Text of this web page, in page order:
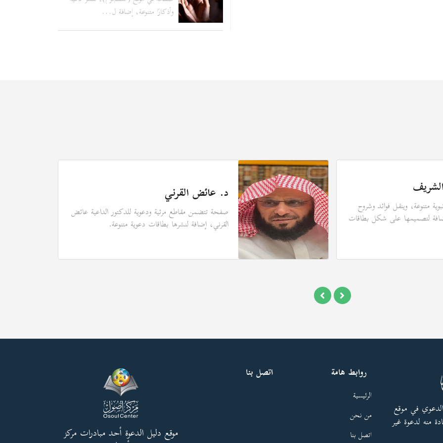
وأذكارًا متنوعة، إضافة ل...
متنوعة، وينقل فوائد وشروح
لتصميمها على شكل بطاقات
د. عائض القرني
صفحة تتضمن مقاطع مرئية ودعوية للدكتور الداعية عائض
القرني، إضافة لنشرها بطاقات دعوية متنوعة.
في موقع
منه لدعوة غير
روابط هامة
الرئيسية
من نحن
اتصل بنا
اتصل بنا
موقع دليل الدعوة أحد مبادرات مركز